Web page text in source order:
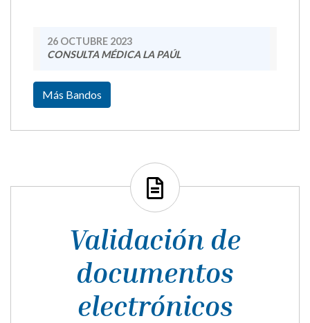
26 OCTUBRE 2023
CONSULTA MÉDICA LA PAÚL
Más Bandos
Validación de
documentos
electrónicos